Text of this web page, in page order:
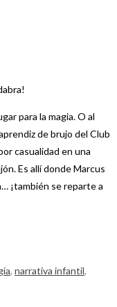
para la magia. O al
de brujo del Club
casualidad en una
Es allí donde Marcus
¡también se reparte a
, narrativa infantil,